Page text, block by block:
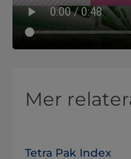
Mer
Tetra Pak Index